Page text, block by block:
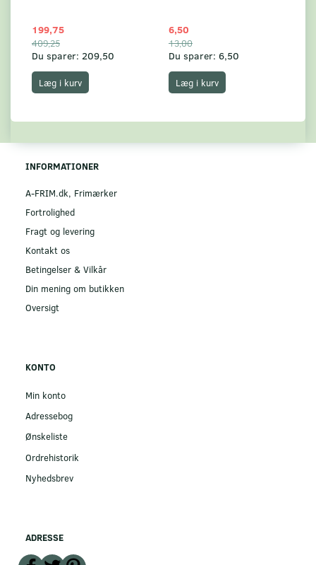
199,75
409,25
Du sparer: 209,50
Læg i kurv
6,50
13,00
Du sparer: 6,50
Læg i kurv
INFORMATIONER
A-FRIM.dk, Frimærker
Fortrolighed
Fragt og levering
Kontakt os
Betingelser & Vilkår
Din mening om butikken
Oversigt
KONTO
Min konto
Adressebog
Ønskeliste
Ordrehistorik
Nyhedsbrev
ADRESSE